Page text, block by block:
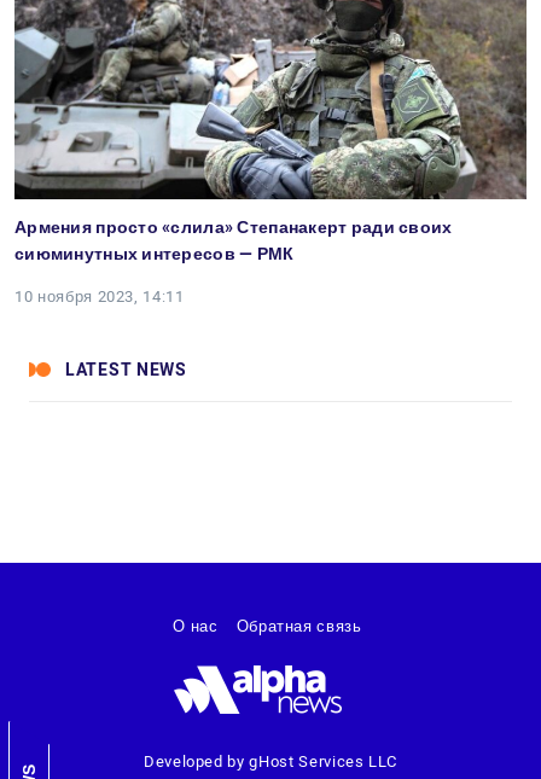
Армения просто «слила» Степанакерт ради своих
сиюминутных интересов — РМК
10 ноября 2023, 14:11
LATEST NEWS
Developed by gHost Services LLC
О нас Обратная связь